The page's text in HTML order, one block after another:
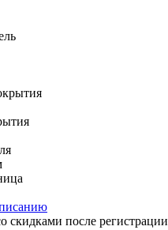
скидками после регистрации